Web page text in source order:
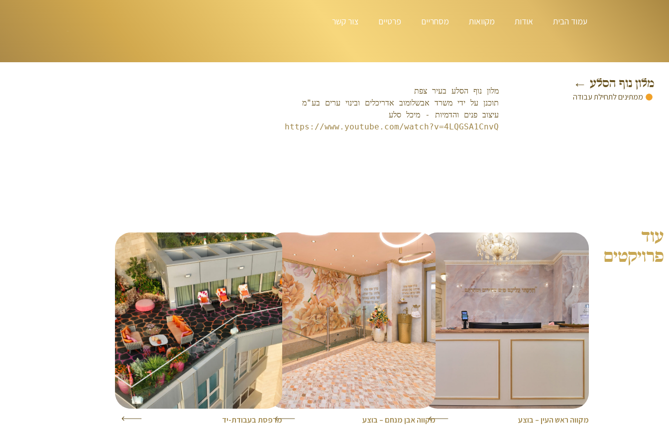
עמוד הבית אודות מקוואות מסחריים פרטיים צור קשר
מלון נוף הסלע ←
ממתינים לתחילת עבודה
מלון נוף הסלע בעיר צפת
תוכנן על ידי משרד אבשלומוב אדריכלים ובינוי ערים בע"מ
עיצוב פנים והדמיות - מיכל סלע
https://www.youtube.com/watch?v=4LQGSA1CnvQ
עוד
פרויקטים
מקווה ראש העין – בוצע מקווה אבן מנחם – בוצע מרפסת בעבודת-יד